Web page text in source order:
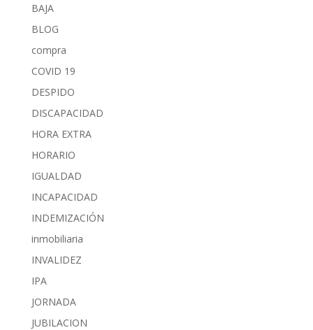
BAJA
BLOG
compra
COVID 19
DESPIDO
DISCAPACIDAD
HORA EXTRA
HORARIO
IGUALDAD
INCAPACIDAD
INDEMIZACIÓN
inmobiliaria
INVALIDEZ
IPA
JORNADA
JUBILACION